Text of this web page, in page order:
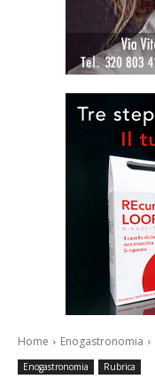
Home Enogastronomia
Enogastronomia Rubrica